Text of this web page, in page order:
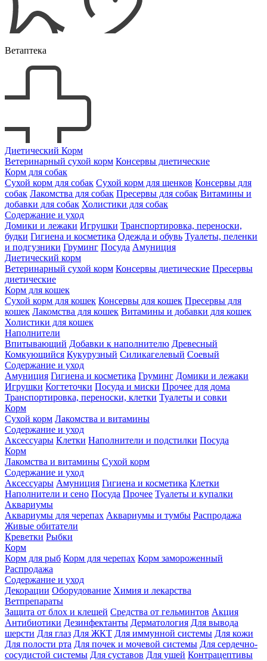
Ветаптека
Диетический Корм
Ветеринарный сухой корм Консервы диетические
Корм для собак
Сухой корм для собак Сухой корм для щенков Консервы для
собак Лакомства для собак Пресервы для собак Витамины и
добавки для собак Холистики для собак
Содержание и уход
Домики и лежаки Игрушки Транспортировка, переноски,
будки Гигиена и косметика Одежда и обувь Туалеты, пеленки
и подгузники Груминг Посуда Амуниция
Диетический корм
Ветеринарный сухой корм Консервы диетические Пресервы
диетические
Корм для кошек
Сухой корм для кошек Консервы для кошек Пресервы для
кошек Лакомства для кошек Витамины и добавки для кошек
Холистики для кошек
Наполнители
Впитывающий Добавки к наполнителю Древесный
Комкующийся Кукурузный Силикагелевый Соевый
Содержание и уход
Амуниция Гигиена и косметика Груминг Домики и лежаки
Игрушки Когтеточки Посуда и миски Прочее для дома
Транспортировка, переноски, клетки Туалеты и совки
Корм
Сухой корм Лакомства и витамины
Содержание и уход
Аксессуары Клетки Наполнители и подстилки Посуда
Корм
Лакомства и витамины Сухой корм
Содержание и уход
Аксессуары Амуниция Гигиена и косметика Клетки
Наполнители и сено Посуда Прочее Туалеты и купалки
Аквариумы
Аквариумы для черепах Аквариумы и тумбы Распродажа
Живые обитатели
Креветки Рыбки
Корм
Корм для рыб Корм для черепах Корм замороженный
Распродажа
Содержание и уход
Декорации Оборудование Химия и лекарства
Ветпрепараты
Защита от блох и клещей Средства от гельминтов Акция
Антибиотики Дезинфектанты Дерматология Для вывода
шерсти Для глаз Для ЖКТ Для иммунной системы Для кожи
Для полости рта Для почек и мочевой системы Для сердечно-
сосудистой системы Для суставов Для ушей Контрацептивы